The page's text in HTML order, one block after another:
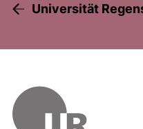
Universität